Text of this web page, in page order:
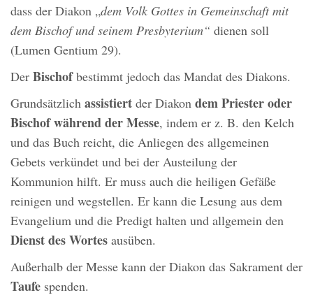
dass der Diakon „dem Volk Gottes in Gemeinschaft mit
dem Bischof und seinem Presbyterium“ dienen soll
(Lumen Gentium 29).
Der Bischofbestimmt jedoch das Mandat des Diakons.
Grundsätzlich assistiert der Diakon dem Priester oder
Bischof während der Messe, indem er z. B. den Kelch
und das Buch reicht, die Anliegen des allgemeinen
Gebets verkündet und bei der Austeilung der
Kommunion hilft. Er muss auch die heiligen Gefäße
reinigen und wegstellen. Er kann die Lesung aus dem
Evangelium und die Predigt halten und allgemein den
Dienst des Wortes ausüben.
Außerhalb der Messe kann der Diakon das Sakrament der
Taufe spenden.